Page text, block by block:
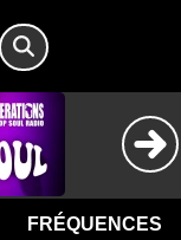
FRÉQUENCES